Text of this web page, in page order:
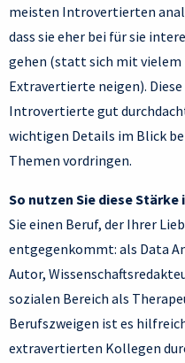
meisten Introvertierten
dass sie eher bei für sie
gehen (statt sich mit vielem
Extravertierte neigen).
Introvertierte gut
wichtigen Details im Blick
Themen vordringen.
So nutzen Sie diese Stärke
Sie einen Beruf, der Ihrer
entgegenkommt: als Data
Autor,
sozialen Bereich als
Berufszweigen ist es
extravertierten Kollegen